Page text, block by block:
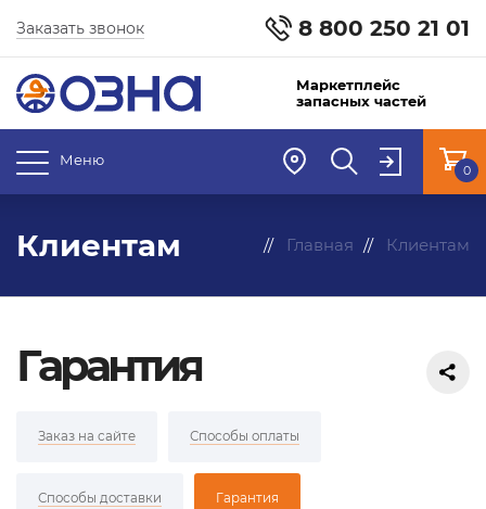
8 800 250 21 01
Заказать звонок
Маркетплейс
запасных частей
Меню
0
Клиентам Главная Клиентам
Гарантия
Заказ на сайте Способы оплаты
Способы доставки Гарантия